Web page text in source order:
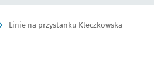
Linie na przystanku Kleczkowska